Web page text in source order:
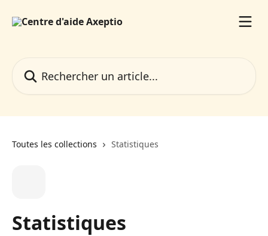
Toutes les collections Statistiques
Statistiques